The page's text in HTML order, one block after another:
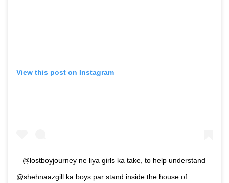
View this post on Instagram
@lostboyjourney ne liya girls ka take, to help understand
@shehnaazgill ka boys par stand inside the house of